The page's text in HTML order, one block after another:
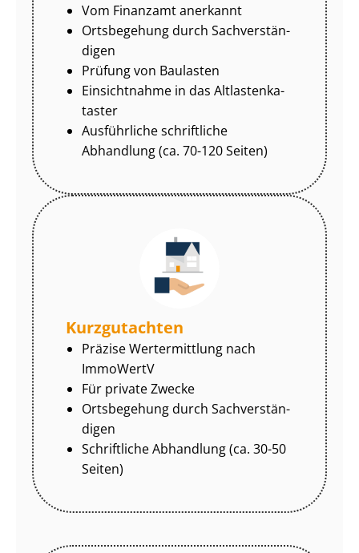
Vom Finanzamt anerkannt
Ortsbegehung durch Sach­ver­stän­
di­gen
Prüfung von Baulasten
Einsichtnahme in das Alt­las­ten­ka­
tas­ter
Ausführliche schriftliche
Abhandlung (ca. 70-120 Seiten)
Kurzgutachten
Präzise Wertermittlung nach
ImmoWertV
Für private Zwecke
Ortsbegehung durch Sach­ver­stän­
di­gen
Schriftliche Abhandlung (ca. 30-50
Seiten)